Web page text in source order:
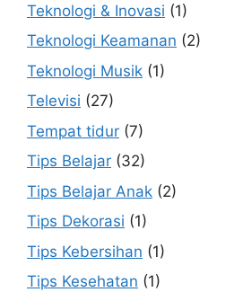
Teknologi & Inovasi (1)
Teknologi Keamanan (2)
Teknologi Musik (1)
Televisi (27)
Tempat tidur (7)
Tips Belajar (32)
Tips Belajar Anak (2)
Tips Dekorasi (1)
Tips Kebersihan (1)
Tips Kesehatan (1)